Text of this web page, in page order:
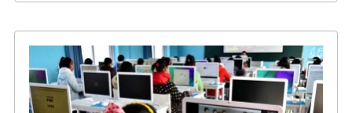
o
k
m n
ar
tir